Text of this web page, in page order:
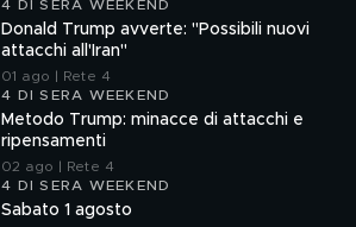
4 DI SERA WEEKEND
Donald Trump avverte: "Possibili nuovi
attacchi all'Iran"
01 ago | Rete 4
4 DI SERA WEEKEND
Metodo Trump: minacce di attacchi e
ripensamenti
02 ago | Rete 4
4 DI SERA WEEKEND
Sabato 1 agosto